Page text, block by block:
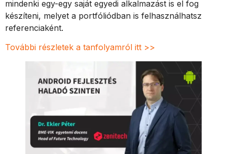
mindenki egy-egy saját egyedi alkalmazást is el fog
készíteni, melyet a portfóliódban is felhasználhatsz
referenciaként.
További részletek a tanfolyamról itt >>